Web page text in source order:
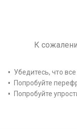
К
Убедитесь, что
Попробуйте
Попробуйте